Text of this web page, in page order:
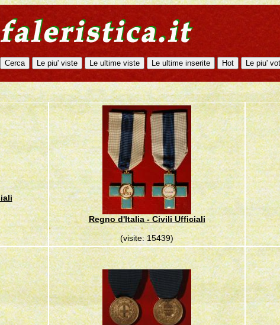
Regno d'Italia - Civili Ufficiali
(visite: 15439)